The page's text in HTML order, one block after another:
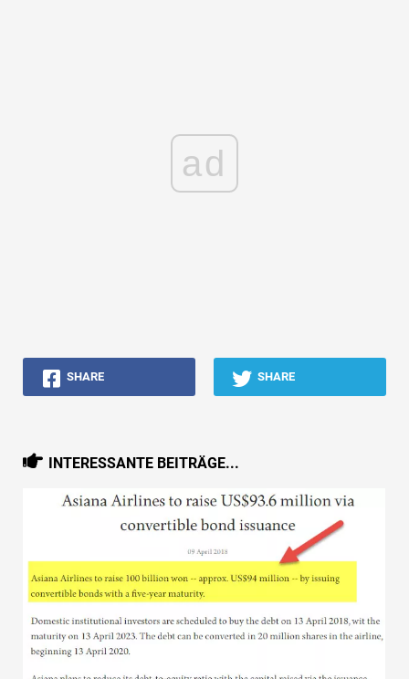
ad
SHARE SHARE
INTERESSANTE BEITRÄGE...